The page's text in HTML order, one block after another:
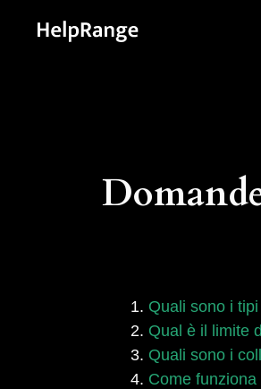
Quali sono i
Qual è il limite
Quali sono i
Come